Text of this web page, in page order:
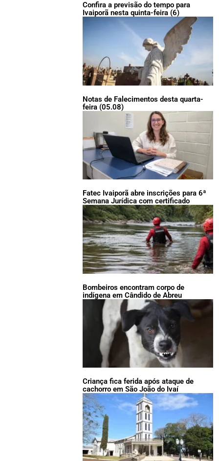
Confira a previsão do tempo para
Ivaiporã nesta quinta-feira (6)
Notas de Falecimentos desta quarta-
feira (05.08)
Fatec Ivaiporã abre inscrições para 6ª
Semana Jurídica com certificado
Bombeiros encontram corpo de
indígena em Cândido de Abreu
Criança fica ferida após ataque de
cachorro em São João do Ivaí